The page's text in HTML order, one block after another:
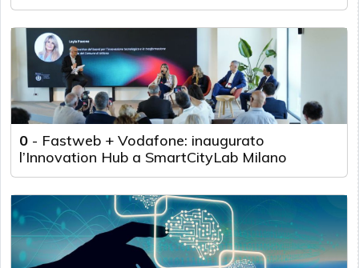
0 - Fastweb + Vodafone: inaugurato
l’Innovation Hub a SmartCityLab Milano